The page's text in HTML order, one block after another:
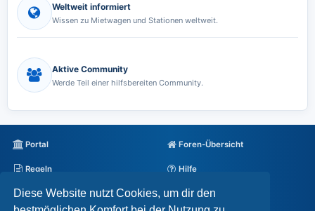
Diese Website nutzt Cookies, um dir den
Weltweit informiert
Wissen zu Mietwagen und Stationen weltweit.
Aktive Community
Werde Teil einer hilfsbereiten Community.
Portal Foren-Übersicht
Regeln Hilfe
Datenschutz Impressum